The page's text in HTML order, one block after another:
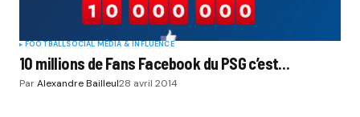
FOOTBALLSOCIAL MÉDIA & INFLUENCE
10 millions de Fans Facebook du PSG c’est…
ParAlexandre Bailleul28 avril 2014